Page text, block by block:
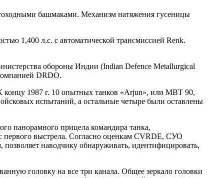
башмаками. Механизм натяжения гусеницы
1,400 л.с. с автоматической трансмиссией Renk.
обороны Индии (Indian Defence Metallurgical
DRDO.
1987 г. 10 опытных танков «Arjun», или MBT 90,
испытаний, а остальные четыре были оставлены
панорамного прицела командира танка,
первого выстрела. Согласно оценкам CVRDE, СУО
наводчику обнаруживать, идентифицировать,
головку на все три канала. Общее зеркало головки